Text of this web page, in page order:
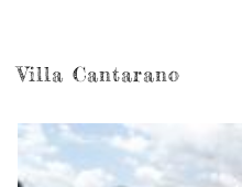
Villa Cantarano